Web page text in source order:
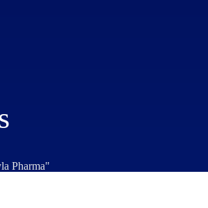
Pharma"